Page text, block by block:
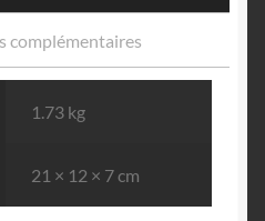
1.73 kg
21 × 12 × 7 cm